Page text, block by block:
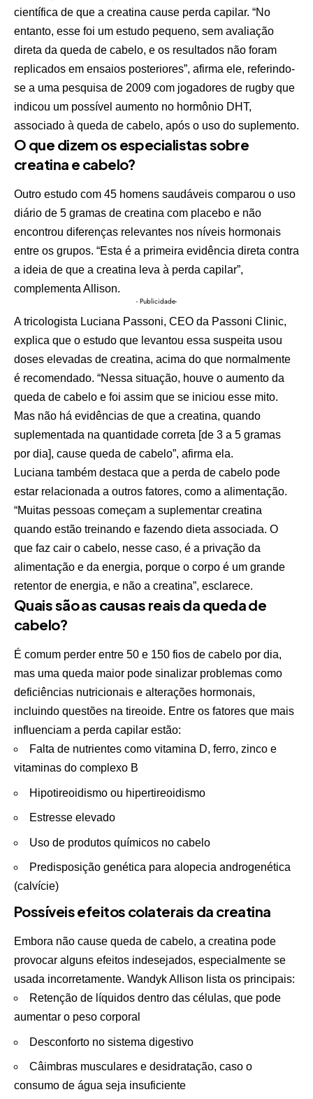
científica de que a creatina cause perda capilar. “No
entanto, esse foi um estudo pequeno, sem avaliação
direta da queda de cabelo, e os resultados não foram
replicados em ensaios posteriores”, afirma ele, referindo-
se a uma pesquisa de 2009 com jogadores de rugby que
indicou um possível aumento no hormônio DHT,
associado à queda de cabelo, após o uso do suplemento.
O que dizem os especialistas sobre
creatina e cabelo?
Outro estudo com 45 homens saudáveis comparou o uso
diário de 5 gramas de creatina com placebo e não
encontrou diferenças relevantes nos níveis hormonais
entre os grupos. “Esta é a primeira evidência direta contra
a ideia de que a creatina leva à perda capilar”,
complementa Allison.
- Publicidade-
A tricologista Luciana Passoni, CEO da Passoni Clinic,
explica que o estudo que levantou essa suspeita usou
doses elevadas de creatina, acima do que normalmente
é recomendado. “Nessa situação, houve o aumento da
queda de cabelo e foi assim que se iniciou esse mito.
Mas não há evidências de que a creatina, quando
suplementada na quantidade correta [de 3 a 5 gramas
por dia], cause queda de cabelo”, afirma ela.
Luciana também destaca que a perda de cabelo pode
estar relacionada a outros fatores, como a alimentação.
“Muitas pessoas começam a suplementar creatina
quando estão treinando e fazendo dieta associada. O
que faz cair o cabelo, nesse caso, é a privação da
alimentação e da energia, porque o corpo é um grande
retentor de energia, e não a creatina”, esclarece.
Quais são as causas reais da queda de
cabelo?
É comum perder entre 50 e 150 fios de cabelo por dia,
mas uma queda maior pode sinalizar problemas como
deficiências nutricionais e alterações hormonais,
incluindo questões na tireoide. Entre os fatores que mais
influenciam a perda capilar estão:
Falta de nutrientes como vitamina D, ferro, zinco e
vitaminas do complexo B
Hipotireoidismo ou hipertireoidismo
Estresse elevado
Uso de produtos químicos no cabelo
Predisposição genética para alopecia androgenética
(calvície)
Possíveis efeitos colaterais da creatina
Embora não cause queda de cabelo, a creatina pode
provocar alguns efeitos indesejados, especialmente se
usada incorretamente. Wandyk Allison lista os principais:
Retenção de líquidos dentro das células, que pode
aumentar o peso corporal
Desconforto no sistema digestivo
Câimbras musculares e desidratação, caso o
consumo de água seja insuficiente